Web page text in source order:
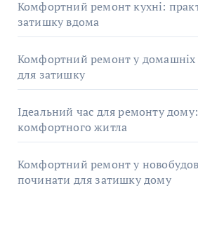
Комфортний ремонт кухні:
затишку вдома
Комфортний ремонт у домашніх
для затишку
Ідеальний час для ремонту
комфортного житла
Комфортний ремонт у
починати для затишку дому